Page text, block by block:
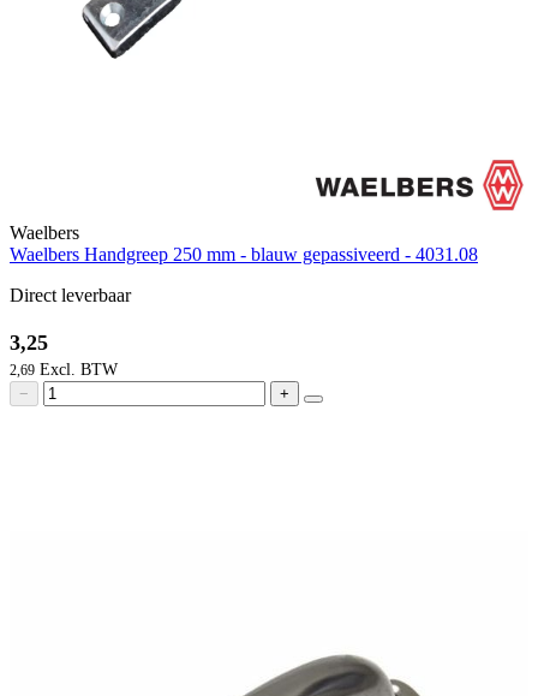
Waelbers
Waelbers Handgreep 250 mm - blauw gepassiveerd - 4031.08
Direct leverbaar
3,25
2,69
− +